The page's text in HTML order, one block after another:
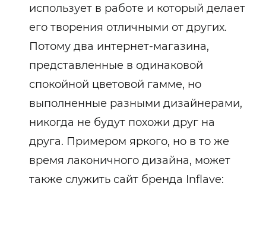
использует в работе и который делает
его творения отличными от других.
Потому два интернет-магазина,
представленные в одинаковой
спокойной цветовой гамме, но
выполненные разными дизайнерами,
никогда не будут похожи друг на
друга. Примером яркого, но в то же
время лаконичного дизайна, может
также служить сайт бренда Inflave: